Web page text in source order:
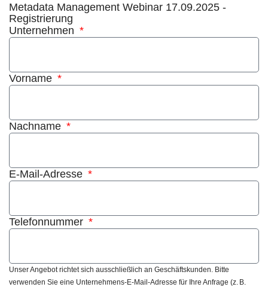
Metadata Management Webinar 17.09.2025 -
Registrierung
Unternehmen
Vorname
Nachname
E-Mail-Adresse
Telefonnummer
Unser Angebot richtet sich ausschließlich an Geschäftskunden. Bitte
verwenden Sie eine Unternehmens-E-Mail-Adresse für Ihre Anfrage (z. B.